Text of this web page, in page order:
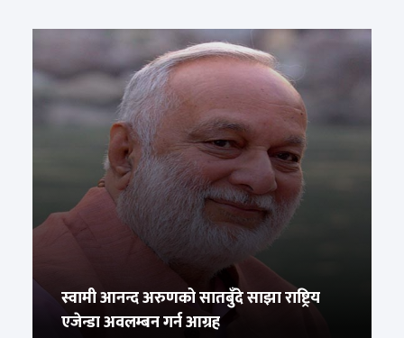
स्वामी आनन्द अरुणको सातबुँदे साझा राष्ट्रिय
एजेन्डा अवलम्बन गर्न आग्रह